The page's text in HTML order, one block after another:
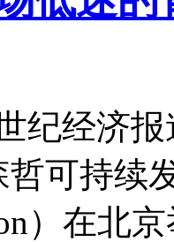
纪经济报
哲可持续
）在北